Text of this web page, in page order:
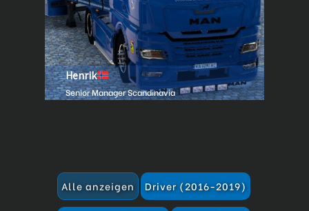
Henrik
Senior Manager Scandinavia
Alle anzeigen Driver (2016-2019)